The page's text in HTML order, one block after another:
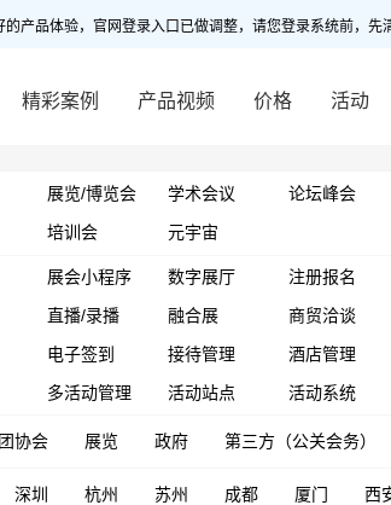
产品体验，官网登录入口已做调整，请您登录系统前，
精彩案例 产品视频 价格 活动
展览/博览会 学术会议 论坛峰会
培训会 元宇宙
展会小程序 数字展厅 注册报名
直播/录播 融合展 商贸洽谈
电子签到 接待管理 酒店管理
多活动管理 活动站点 活动系统
协会 展览 政府 第三方（公关会务）
深圳 杭州 苏州 成都 厦门 西